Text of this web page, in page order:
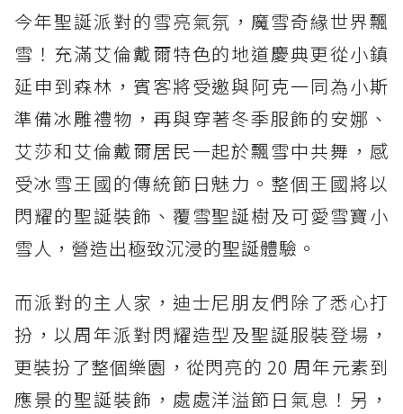
今年聖誕派對的雪亮氣氛，魔雪奇緣世界飄
雪！充滿艾倫戴爾特色的地道慶典更從小鎮
延申到森林，賓客將受邀與阿克一同為小斯
準備冰雕禮物，再與穿著冬季服飾的安娜、
艾莎和艾倫戴爾居民一起於飄雪中共舞，感
受冰雪王國的傳統節日魅力。整個王國將以
閃耀的聖誕裝飾、覆雪聖誕樹及可愛雪寶小
雪人，營造出極致沉浸的聖誕體驗。
而派對的主人家，迪士尼朋友們除了悉心打
扮，以周年派對閃耀造型及聖誕服裝登場，
更裝扮了整個樂園，從閃亮的 20 周年元素到
應景的聖誕裝飾，處處洋溢節日氣息！另，